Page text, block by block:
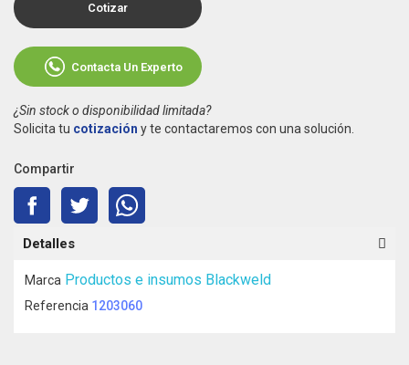
Cotizar
Contacta Un Experto
¿Sin stock o disponibilidad limitada?
Solicita tu cotización y te contactaremos con una solución.
Compartir
Detalles
Marca Productos e insumos Blackweld
Referencia 1203060